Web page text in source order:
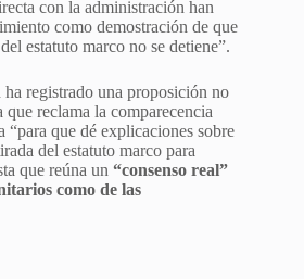
con la administración han
como demostración de que
estatuto marco no se detiene”.
ha registrado una proposición no
reclama la comparecencia
“para que dé explicaciones sobre
del estatuto marco para
que reúna un “consenso real”
como de las